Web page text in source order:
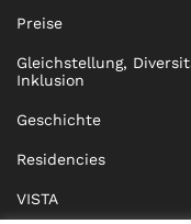
Preise
Gleichstellung,
Inklusion
Geschichte
Residencies
VISTA